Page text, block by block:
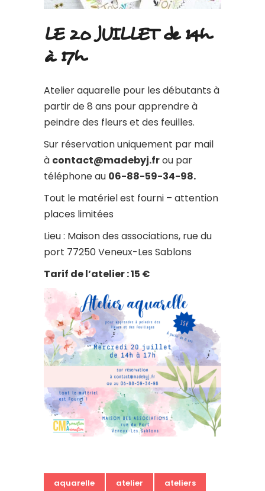
LE 20 JUILLET de 14h
à 17h
Atelier aquarelle pour les débutants à
partir de 8 ans pour apprendre à
peindre des fleurs et des feuilles.
Sur réservation uniquement par mail
à contact@madebyj.frou par
téléphone au 06-88-59-34-98.
Tout le matériel est fourni – attention
places limitées
Lieu : Maison des associations, rue du
port 77250 Veneux-Les Sablons
Tarif de l’atelier : 15 €
aquarelle atelier
ateliers